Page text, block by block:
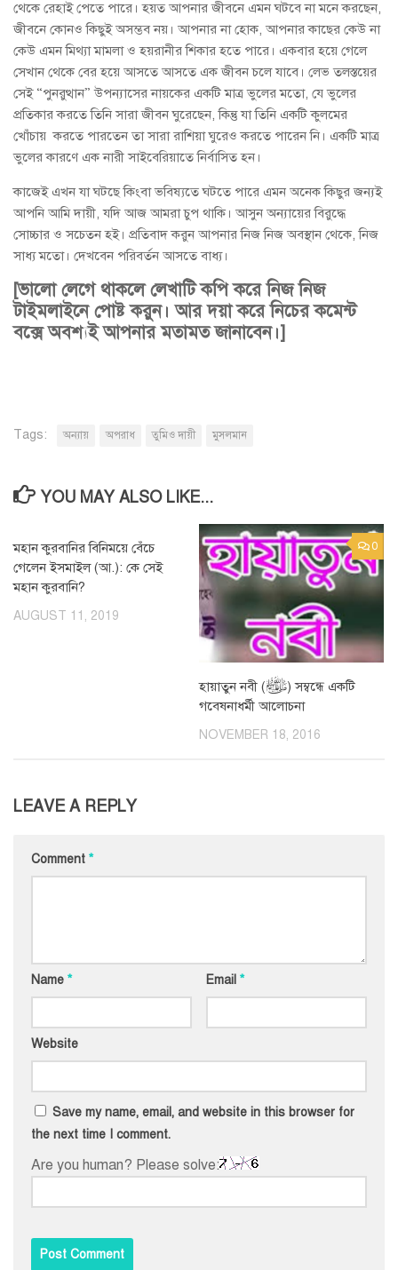
থেকে রেহাই পেতে পারে। হয়ত আপনার জীবনে এমন ঘটবে না মনে করছেন,
জীবনে কোনও কিছুই অসম্ভব নয়। আপনার না হোক, আপনার কাছের কেউ না
কেউ এমন মিথ্যা মামলা ও হয়রানীর শিকার হতে পারে। একবার হয়ে গেলে
সেখান থেকে বের হয়ে আসতে আসতে এক জীবন চলে যাবে। লেভ তলস্তয়ের
সেই “পুনরুত্থান” উপন্যাসের নায়কের একটি মাত্র ভুলের মতো, যে ভুলের
প্রতিকার করতে তিনি সারা জীবন ঘুরেছেন, কিন্তু যা তিনি একটি কুলমের
খোঁচায় করতে পারতেন তা সারা রাশিয়া ঘুরেও করতে পারেন নি। একটি মাত্র
ভুলের কারণে এক নারী সাইবেরিয়াতে নির্বাসিত হন।
কাজেই এখন যা ঘটছে কিংবা ভবিষ্যতে ঘটতে পারে এমন অনেক কিছুর জন্যই
আপনি আমি দায়ী, যদি আজ আমরা চুপ থাকি। আসুন অন্যায়ের বিরুদ্ধে
সোচ্চার ও সচেতন হই। প্রতিবাদ করুন আপনার নিজ নিজ অবস্থান থেকে, নিজ
সাধ্য মতো। দেখবেন পরিবর্তন আসতে বাধ্য।
[ভালো লেগে থাকলে লেখাটি কপি করে নিজ নিজ
টাইমলাইনে পোষ্ট করুন। আর দয়া করে নিচের কমেন্ট
বক্সে অবশ্যই আপনার মতামত জানাবেন।]
Tags: অন্যায় অপরাধ তুমিও দায়ী মুসলমান
YOU MAY ALSO LIKE...
মহান কুরবানির বিনিময়ে বেঁচে
গেলেন ইসমাইল (আ.): কে সেই
মহান কুরবানি?
AUGUST 11, 2019
0
হায়াতুন নবী (ﷺ) সম্বন্ধে একটি
গবেষনাধর্মী আলোচনা
NOVEMBER 18, 2016
LEAVE A REPLY
Comment *
Name * Email *
Website
Save my name, email, and website in this browser for
the next time I comment.
Are you human? Please solve: